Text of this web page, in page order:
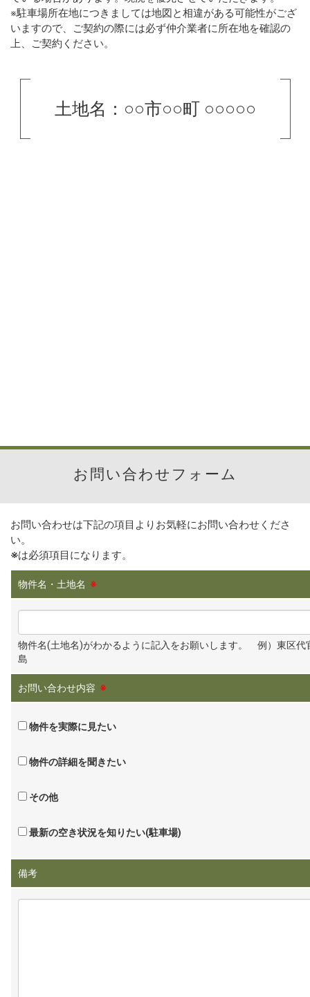
※駐車場所在地につきましては地図と相違がある可能性がござ
いますので、ご契約の際には必ず仲介業者に所在地を確認の
上、ご契約ください。
土地名：○○市○○町 ○○○○○
お問い合わせフォーム
お問い合わせは下記の項目よりお気軽にお問い合わせくださ
い。
※は必須項目になります。
物件名・土地名 ※
物件名(土地名)がわかるように記入をお願いします。 例）東区代
島
お問い合わせ内容 ※
物件を実際に見たい
物件の詳細を聞きたい
その他
最新の空き状況を知りたい(駐車場)
備考